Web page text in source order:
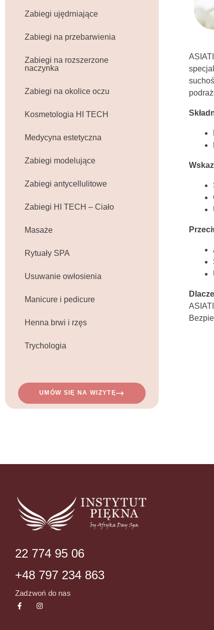
Zabiegi ujędrniające
Zabiegi na przebarwienia
Zabiegi na rozszerzone
naczynka
Zabiegi na okolice oczu
Kosmetologia HI TECH
Medycyna estetyczna
Zabiegi modelujące
Zabiegi antycellulitowe
Zabiegi HI TECH – Ciało
Masaże
Rytuały SPA
Usuwanie owłosienia
Manicure i pedicure
Henna brwi i rzęs
Trychologia
UMÓW SIĘ NA WIZYTĘ
22 774 95 06
+48 797 234 863
Zadzwoń do nas